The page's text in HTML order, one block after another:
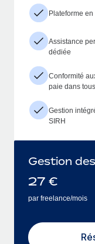
Plateforme
Assistance
dédiée
Conformité
paie dans
Gestion
SIRH
Gestion
27 €
par freelance/mois